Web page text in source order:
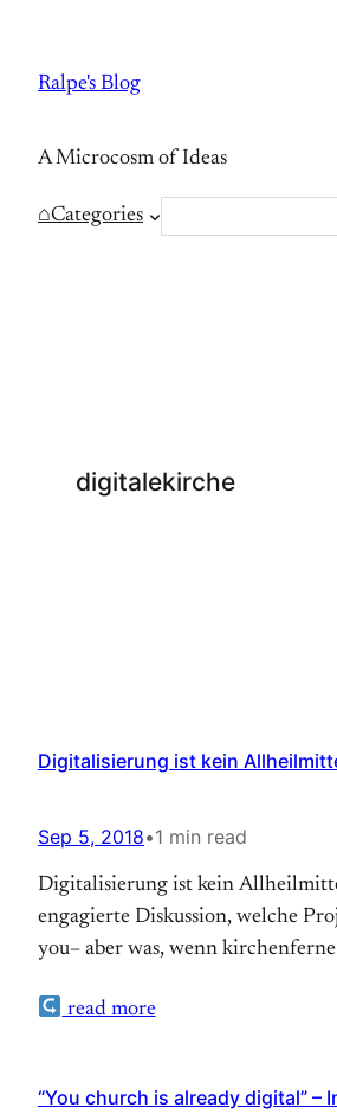
content
Ralpe's Blog
A Microcosm of Ideas
⌂Categories
e
digitalekirche
Digitalisierung ist kein
Sep 5, 2018•1 min read
Digitalisierung ist kein
engagierte Diskussion, welche
you– aber was, wenn
read more
“You church is already digital”